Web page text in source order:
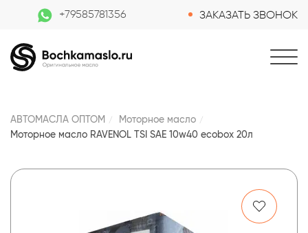
+79585781356 ЗАКАЗАТЬ ЗВОНОК
АВТОМАСЛА ОПТОМ
Моторное масло
Моторное масло RAVENOL TSI SAE 10w40 ecobox 20л